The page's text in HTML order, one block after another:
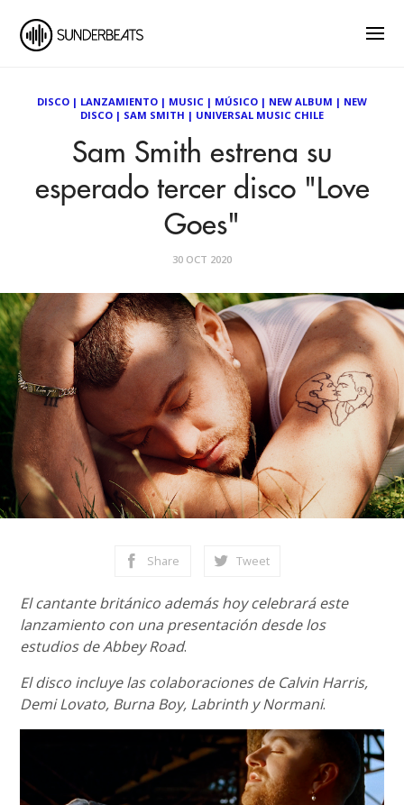
DISCO | LANZAMIENTO | MUSIC | MÚSICO | NEW ALBUM | NEW
DISCO | SAM SMITH | UNIVERSAL MUSIC CHILE
Sam Smith estrena su
esperado tercer disco "Love
Goes"
30 OCT 2020
Share Tweet
El cantante británico además hoy celebrará este
lanzamiento con una presentación desde los
estudios de Abbey Road.
El disco incluye las colaboraciones de Calvin Harris,
Demi Lovato, Burna Boy, Labrinth y Normani.